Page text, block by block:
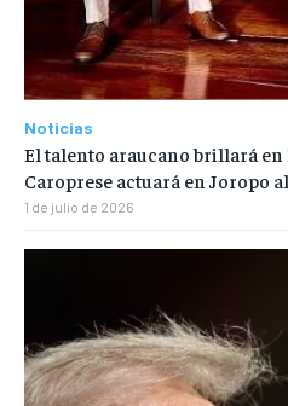
Noticias
El talento araucano brillará en
Caroprese actuará en Joropo
1 de julio de 2026